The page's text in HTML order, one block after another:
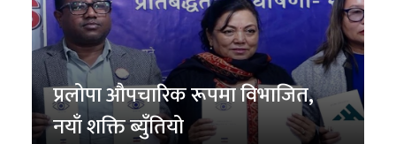
प्रलोपा औपचारिक रूपमा विभाजित,
नयाँ शक्ति ब्युँतियो